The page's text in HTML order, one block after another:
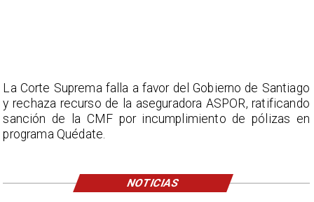
La Corte Suprema falla a favor del Gobierno de Santiago
y rechaza recurso de la aseguradora ASPOR, ratificando
sanción de la CMF por incumplimiento de pólizas en
programa Quédate.
NOTICIAS